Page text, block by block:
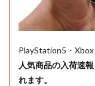
PlayStation5・
人気商品の入荷速
れます。